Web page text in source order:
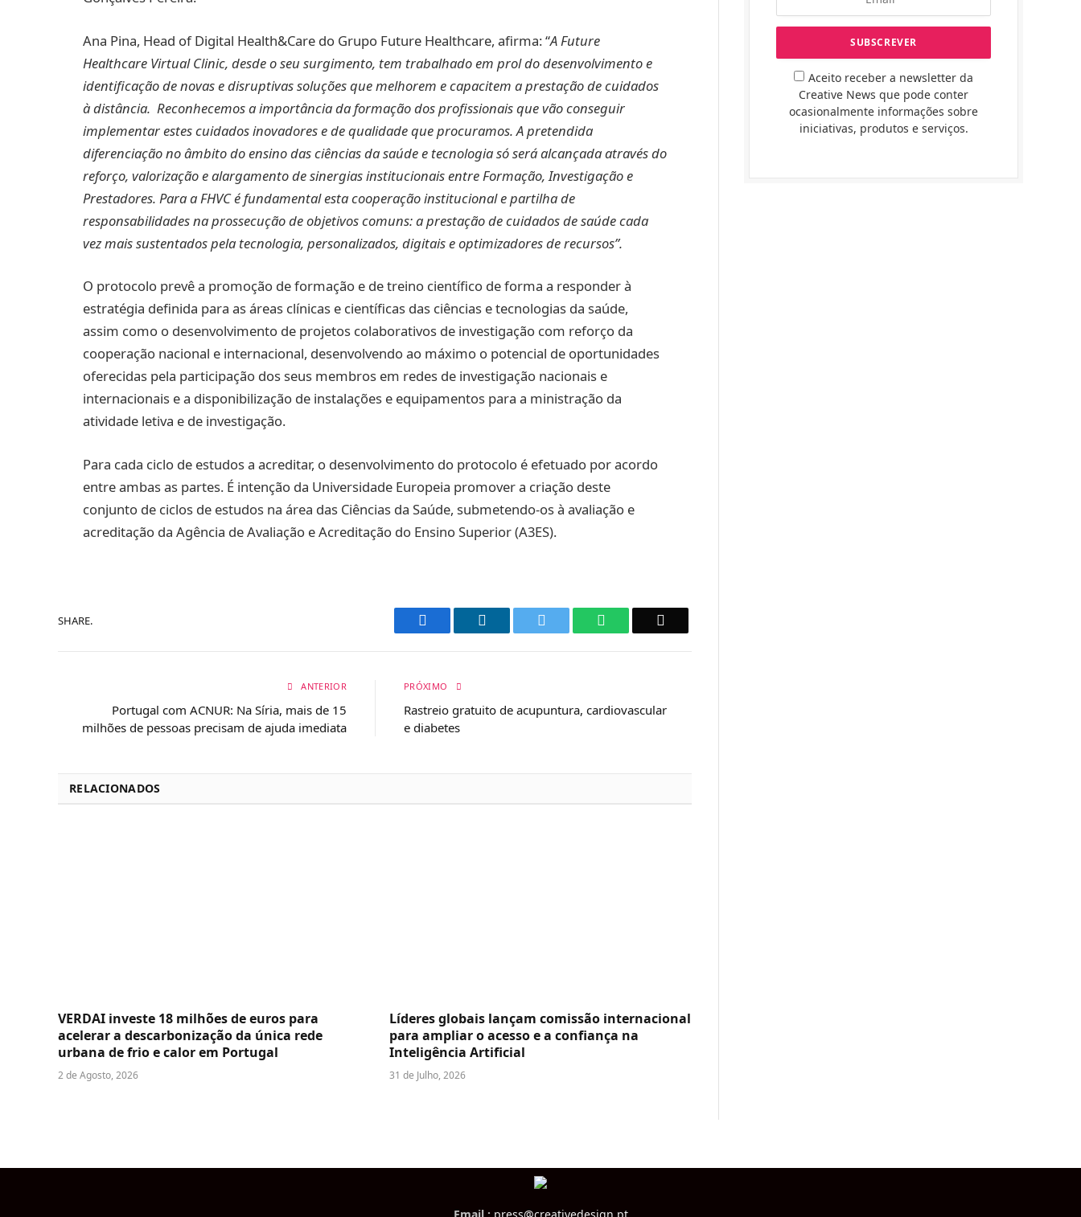
Ana Pina, Head of Digital Health&Care do Grupo Future Healthcare, afirma: “A Future
Healthcare Virtual Clinic, desde o seu surgimento, tem trabalhado em prol do desenvolvimento e
identificação de novas e disruptivas soluções que melhorem e capacitem a prestação de cuidados
à distância. Reconhecemos a importância da formação dos profissionais que vão conseguir
implementar estes cuidados inovadores e de qualidade que procuramos. A pretendida
diferenciação no âmbito do ensino das ciências da saúde e tecnologia só será alcançada através do
reforço, valorização e alargamento de sinergias institucionais entre Formação, Investigação e
Prestadores. Para a FHVC é fundamental esta cooperação institucional e partilha de
responsabilidades na prossecução de objetivos comuns: a prestação de cuidados de saúde cada
vez mais sustentados pela tecnologia, personalizados, digitais e optimizadores de recursos”.
O protocolo prevê a promoção de formação e de treino científico de forma a responder à
estratégia definida para as áreas clínicas e científicas das ciências e tecnologias da saúde,
assim como o desenvolvimento de projetos colaborativos de investigação com reforço da
cooperação nacional e internacional, desenvolvendo ao máximo o potencial de oportunidades
oferecidas pela participação dos seus membros em redes de investigação nacionais e
internacionais e a disponibilização de instalações e equipamentos para a ministração da
atividade letiva e de investigação.
Para cada ciclo de estudos a acreditar, o desenvolvimento do protocolo é efetuado por acordo
entre ambas as partes. É intenção da Universidade Europeia promover a criação deste
conjunto de ciclos de estudos na área das Ciências da Saúde, submetendo-os à avaliação e
acreditação da Agência de Avaliação e Acreditação do Ensino Superior (A3ES).
SHARE. Facebook LinkedIn WhatsApp
ANTERIOR
Portugal com ACNUR: Na Síria, mais de 15
milhões de pessoas precisam de ajuda imediata
PRÓXIMO
Rastreio gratuito de acupuntura, cardiovascular
e diabetes
RELACIONADOS
VERDAI investe 18 milhões de euros para
acelerar a descarbonização da única rede
urbana de frio e calor em Portugal
2 de Agosto, 2026
Líderes globais lançam comissão internacional
para ampliar o acesso e a confiança na
Inteligência Artificial
31 de Julho, 2026
Aceito receber a newsletter da
Creative News que pode conter
ocasionalmente informações sobre
iniciativas, produtos e serviços.